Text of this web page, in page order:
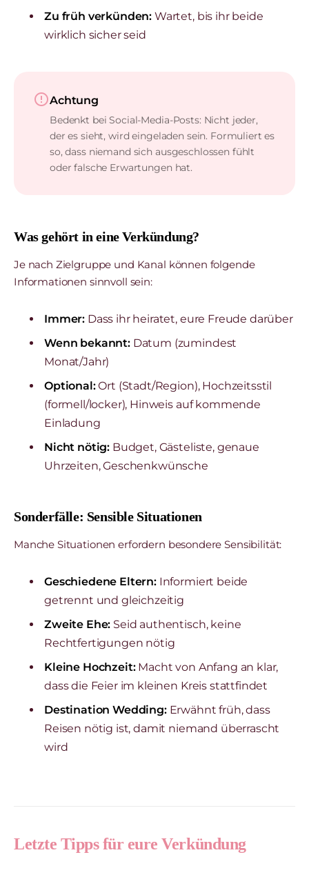
Zu früh verkünden: Wartet, bis ihr beide
wirklich sicher seid
error_outlineAchtung
Bedenkt bei Social-Media-Posts: Nicht jeder,
der es sieht, wird eingeladen sein. Formuliert es
so, dass niemand sich ausgeschlossen fühlt
oder falsche Erwartungen hat.
Was gehört in eine Verkündung?
Je nach Zielgruppe und Kanal können folgende
Informationen sinnvoll sein:
Immer: Dass ihr heiratet, eure Freude darüber
Wenn bekannt:Datum (zumindest
Monat/Jahr)
Optional:Ort (Stadt/Region), Hochzeitsstil
(formell/locker), Hinweis auf kommende
Einladung
Nicht nötig: Budget, Gästeliste, genaue
Uhrzeiten, Geschenkwünsche
Sonderfälle: Sensible Situationen
Manche Situationen erfordern besondere Sensibilität:
Geschiedene Eltern:Informiert beide
getrennt und gleichzeitig
Zweite Ehe: Seid authentisch, keine
Rechtfertigungen nötig
Kleine Hochzeit:Macht von Anfang an klar,
dass die Feier im kleinen Kreis stattfindet
Destination Wedding:Erwähnt früh, dass
Reisen nötig ist, damit niemand überrascht
wird
Letzte Tipps für eure Verkündung